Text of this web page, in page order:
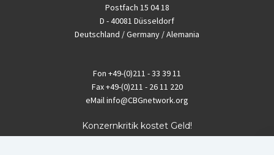
Postfach 15 04 18
D - 40081 Düsseldorf
Deutschland / Germany / Alemania
Fon +49-(0)211 - 33 39 11
Fax+49-(0)211 - 26 11 220
eMailinfo@CBGnetwork.org
Konzernkritik kostet Geld!